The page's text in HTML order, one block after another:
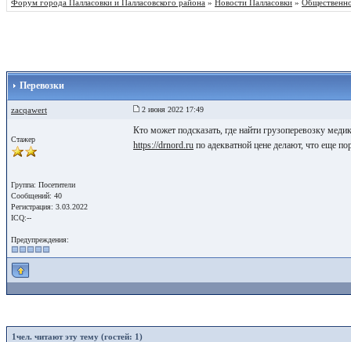
Форум города Палласовки и Палласовского района » Новости Палласовки »
Перевозки
zacqawert 2 июня 2022 17:49
Стажер
Группа: Посетители
Сообщений: 40
Регистрация: 3.03.2022
ICQ:--
Предупреждения:
Кто может подсказать, где найти грузоперевозку
https://drnord.ru по адекватной цене делают, что еще
1чел. читают эту тему (гостей: 1)